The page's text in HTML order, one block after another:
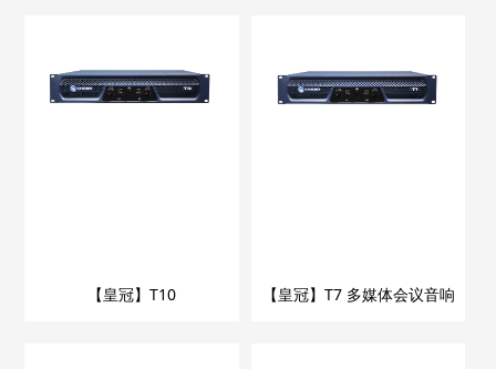
【皇冠】T10 【皇冠】T7 多媒体会议音响